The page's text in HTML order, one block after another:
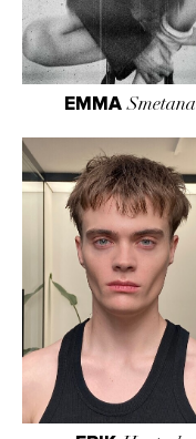
EMMA Smetana